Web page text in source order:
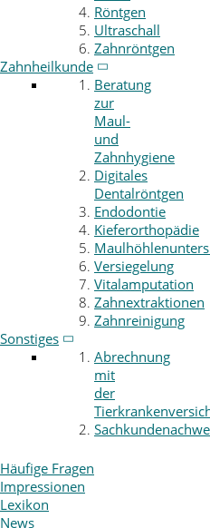
Röntgen
Ultraschall
Zahnröntgen
Zahnheilkunde
Beratung
zur
Maul-
und
Zahnhygiene
Digitales
Dentalröntgen
Endodontie
Kieferorthopädie
Versiegelung
Vitalamputation
Zahnextraktionen
Zahnreinigung
Sonstiges
Abrechnung
mit
der
Häufige Fragen
Impressionen
Lexikon
News